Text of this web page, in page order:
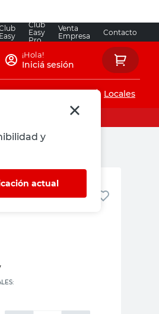
Easy
Club
Easy
Pro
Venta
Empresa
Contacto
y
actual
¡Hola!
Iniciá sesión
Locales
PVC